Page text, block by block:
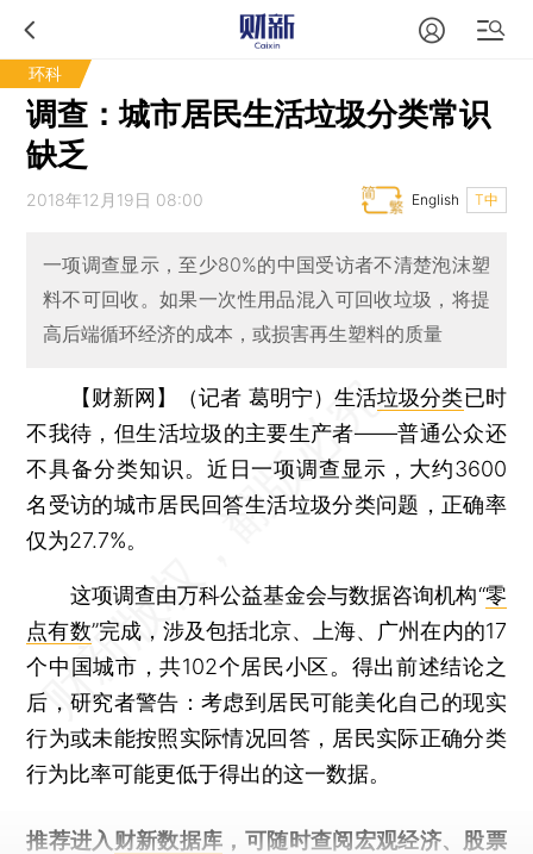
环科
调查：城市居民生活垃圾分类常识
缺乏
2018年12月19日 08:00 T中
English
一项调查显示，至少80%的中国受访者不清楚泡沫塑
料不可回收。如果一次性用品混入可回收垃圾，将提
高后端循环经济的成本，或损害再生塑料的质量
【财新网】（记者 葛明宁） 生活垃圾分类已时
不我待，但生活垃圾的主要生产者——普通公众还
不具备分类知识。近日一项调查显示，大约3600
名受访的城市居民回答生活垃圾分类问题，正确率
仅为27.7%。
这项调查由万科公益基金会与数据咨询机构“零
点有数”完成，涉及包括北京、上海、广州在内的17
个中国城市，共102个居民小区。得出前述结论之
后，研究者警告：考虑到居民可能美化自己的现实
行为或未能按照实际情况回答，居民实际正确分类
行为比率可能更低于得出的这一数据。
推荐进入 财新数据库 ，可随时查阅宏观经济、股票